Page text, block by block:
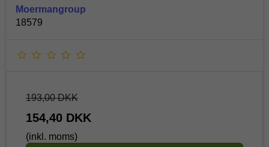
Moermangroup
18579
193,00 DKK
154,40 DKK
(inkl. moms)